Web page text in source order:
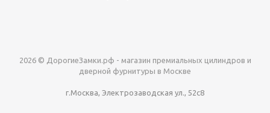
2026 © ДорогиеЗамки.рф - магазин премиальных цилиндров и
дверной фурнитуры в Москве
г.Москва, Электрозаводская ул., 52с8